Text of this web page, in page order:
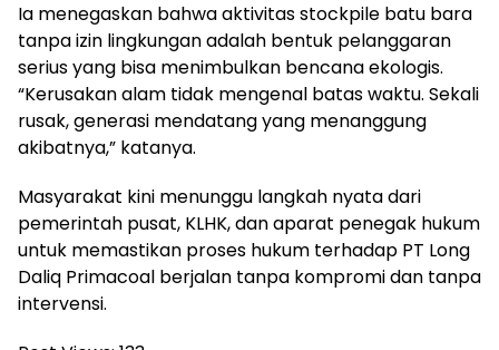
Ia menegaskan bahwa aktivitas stockpile batu bara
tanpa izin lingkungan adalah bentuk pelanggaran
serius yang bisa menimbulkan bencana ekologis.
“Kerusakan alam tidak mengenal batas waktu. Sekali
rusak, generasi mendatang yang menanggung
akibatnya,” katanya.
Masyarakat kini menunggu langkah nyata dari
pemerintah pusat, KLHK, dan aparat penegak hukum
untuk memastikan proses hukum terhadap PT Long
Daliq Primacoal berjalan tanpa kompromi dan tanpa
intervensi.